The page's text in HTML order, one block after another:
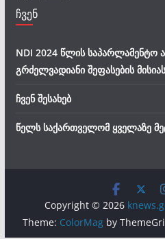
ჩვენ
NDI 2024 წლის საპარლამენტო
გრძელვადიანი შეფასების
ჩვენ შესახებ
წელს საქართველომ ყველაზე
Copyright © 2026
Theme: ColorMagby